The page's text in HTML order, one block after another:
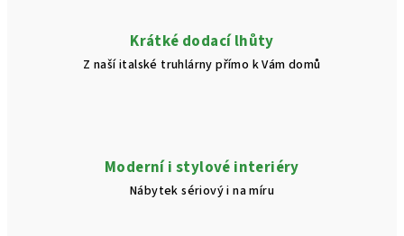
Krátké dodací lhůty
Z naší italské truhlárny přímo k Vám domů
Moderní i stylové interiéry
Nábytek sériový i na míru